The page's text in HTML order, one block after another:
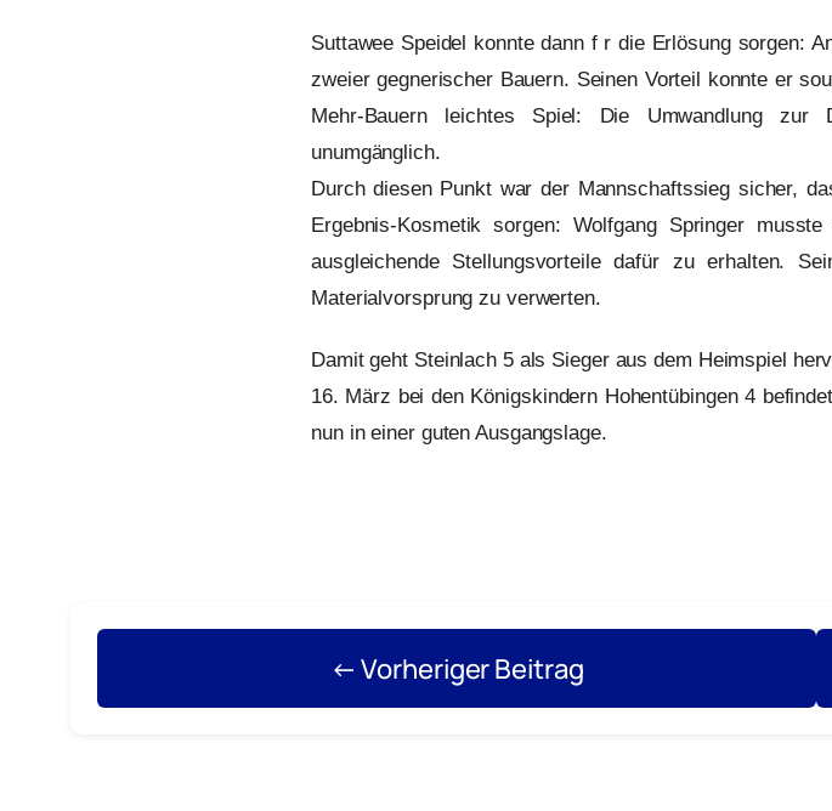
Suttawee Speidel konnte dann f r die Erlösung sorgen:
zweier gegnerischer Bauern. Seinen Vorteil konnte er
Mehr-Bauern leichtes Spiel: Die Umwandlung zur
unumgänglich.
Durch diesen Punkt war der Mannschaftssieg sicher,
Ergebnis-Kosmetik sorgen: Wolfgang Springer
ausgleichende Stellungsvorteile dafür zu erhalten.
Materialvorsprung zu verwerten.
Damit geht Steinlach 5 als Sieger aus dem Heimspiel
16. März bei den Königskindern Hohentübingen 4
nun in einer guten Ausgangslage.
← Vorheriger Beitrag